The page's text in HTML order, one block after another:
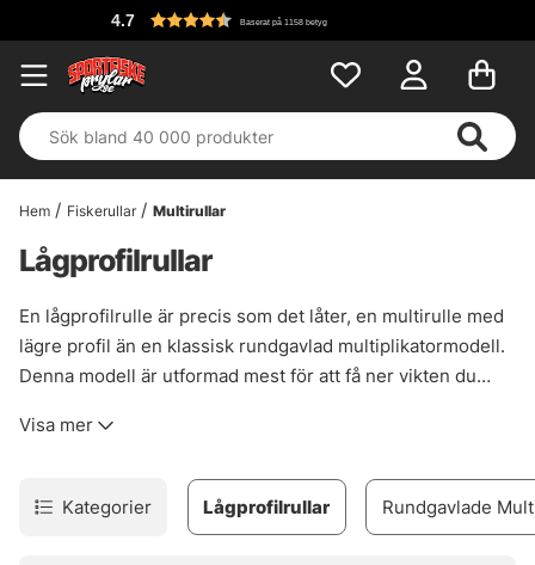
Hem Fiskerullar Multirullar
Lågprofilrullar
En lågprofilrulle är precis som det låter, en multirulle med
lägre profil än en klassisk rundgavlad multiplikatormodell.
Denna modell är utformad mest för att få ner vikten du
de som har mindre händer och kanske inte tycker att det
modeller för både det lättare, samt tyngre fisket.
Visa mer
Kategorier Rundgavlade
Lågprofilrullar